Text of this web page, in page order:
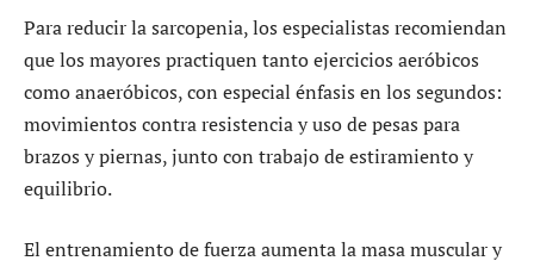
Para reducir la sarcopenia, los especialistas recomiendan
que los mayores practiquen tanto ejercicios aeróbicos
como anaeróbicos, con especial énfasis en los segundos:
movimientos contra resistencia y uso de pesas para
brazos y piernas, junto con trabajo de estiramiento y
equilibrio.
El entrenamiento de fuerza aumenta la masa muscular y